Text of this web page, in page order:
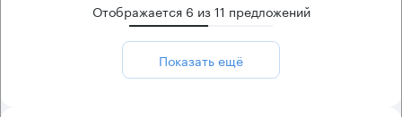
Отображается 6 из11 предложений
Показать ещё